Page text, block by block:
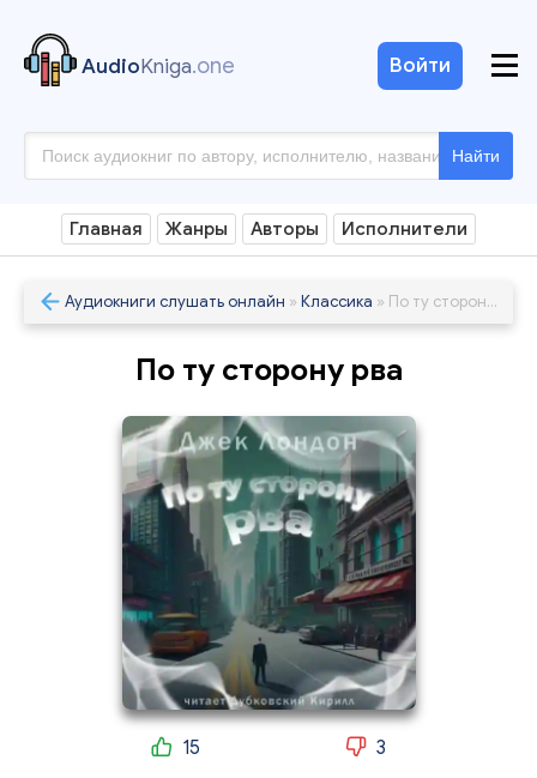
AudioKniga.one
Найти
Войти
Главная Жанры Авторы Исполнители
Аудиокниги слушать онлайн » Классика » По ту сторону рва
По ту сторону рва
15 3